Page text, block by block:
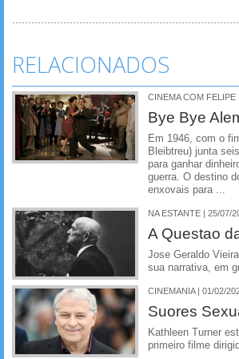
RELACIONADOS
CINEMA COM FELIPE
Bye Bye
Em 1946, com o
Bleibtreu) junta
para ganhar
guerra. O destino
enxovais para ...
NA ESTANTE | 25/07/
A Questao
Jose Geraldo
sua narrativa, em
CINEMANIA | 01/02/
Suores
Kathleen Turner
primeiro filme